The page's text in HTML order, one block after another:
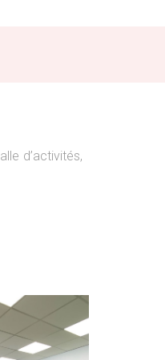
alle d’activités,